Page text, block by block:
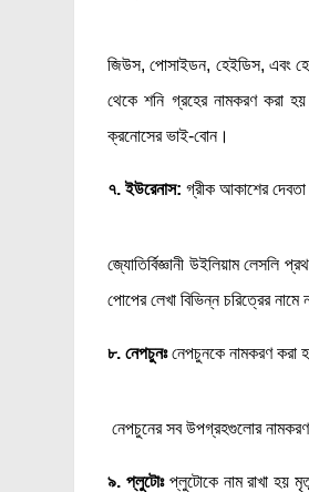
জিউস, পোসাইডন, হেইডিস, এবং
থেকে শনি গ্রহের নামকরণ করা
ক্রনোসের ভাই-বোন।
৭. ইউরেনাস: গ্রীক আকাশের দেবতা
জ্যোতির্বিজ্ঞানী উইলিয়াম লেসলি
পোপের লেখা বিভিন্ন চরিত্রের
৮. নেপচুনঃনেপচুনকে নামকরণ করা
নেপচুনের সব উপগ্রহগুলোর নামকরণ
৯. প্লুটোঃপ্লুটোকে নাম রাখা হয়